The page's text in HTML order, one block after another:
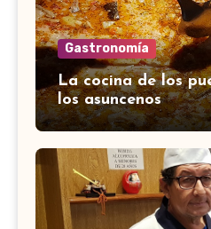
Gastronomía
La cocina de los
los asuncenos